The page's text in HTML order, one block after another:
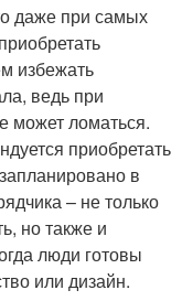
даже при самых
избежать
ведь при
может ломаться.
приобретать
в
– не только
но также и
люди готовы
или дизайн.